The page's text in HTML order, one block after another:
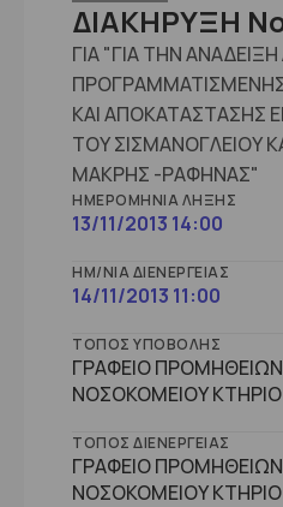
ΔΙΑΚΗΡΥΞΗ
ΓΙΑ "ΓΙΑ ΤΗΝ
ΚΑΙ ΑΠΟΚΑΤΑΣΤΑΣΗΣ
ΤΟΥ ΣΙΣΜΑΝΟΓΛΕΙΟΥ
ΜΑΚΡΗΣ -ΡΑΦΗΝΑΣ"
ΗΜΕΡΟΜΗΝΊΑ ΛΉΞΗΣ
13/11/2013 14:00
ΗΜ/ΝΊΑ ΔΙΕΝΈΡΓΕΙΑΣ
14/11/2013 11:00
ΤΌΠΟΣ ΥΠΟΒΟΛΉΣ
ΓΡΑΦΕΙΟ
ΝΟΣΟΚΟΜΕΙΟΥ ΚΤΗΡΙΟ
ΤΌΠΟΣ ΔΙΕΝΈΡΓΕΙΑΣ
ΓΡΑΦΕΙΟ
ΝΟΣΟΚΟΜΕΙΟΥ ΚΤΗΡΙΟ